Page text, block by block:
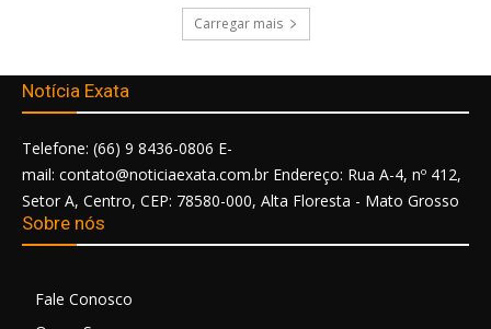
Carregar mais
Notícia Exata
Telefone: (66) 9 8436-0806 E-
mail: contato@noticiaexata.com.br Endereço: Rua A-4, nº 412,
Setor A, Centro, CEP: 78580-000, Alta Floresta - Mato Grosso
Sobre nós
Fale Conosco